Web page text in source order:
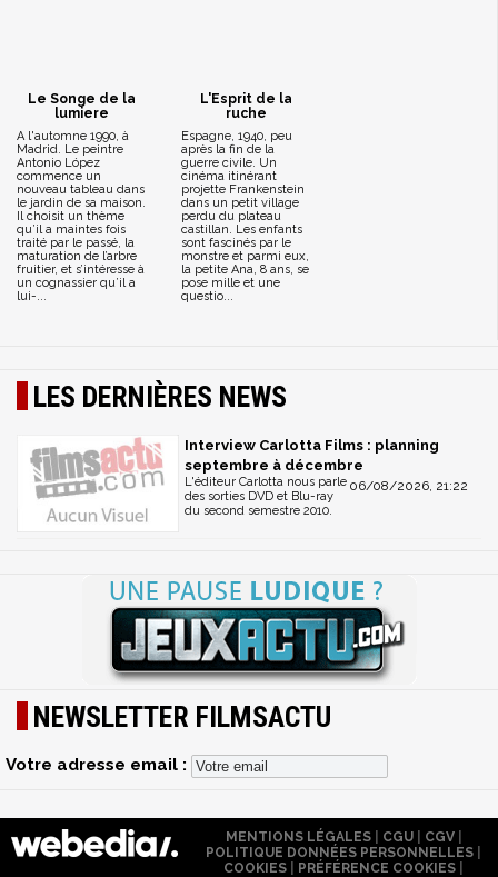
Le Songe de la
lumiere
A l'automne 1990, à
Madrid. Le peintre
Antonio López
commence un
nouveau tableau dans
le jardin de sa maison.
Il choisit un thème
qu’il a maintes fois
traité par le passé, la
maturation de l’arbre
fruitier, et s’intéresse à
un cognassier qu’il a
lui-...
L'Esprit de la
ruche
Espagne, 1940, peu
après la fin de la
guerre civile. Un
cinéma itinérant
projette Frankenstein
dans un petit village
perdu du plateau
castillan. Les enfants
sont fascinés par le
monstre et parmi eux,
la petite Ana, 8 ans, se
pose mille et une
questio...
LES DERNIÈRES NEWS
Interview Carlotta Films : planning
septembre à décembre
06/08/2026, 21:22
L'éditeur Carlotta nous parle
des sorties DVD et Blu-ray
du second semestre 2010.
NEWSLETTER FILMSACTU
Votre adresse email :
MENTIONS LÉGALES| CGU| CGV|
POLITIQUE DONNÉES PERSONNELLES
COOKIES
PRÉFÉRENCE COOKIES